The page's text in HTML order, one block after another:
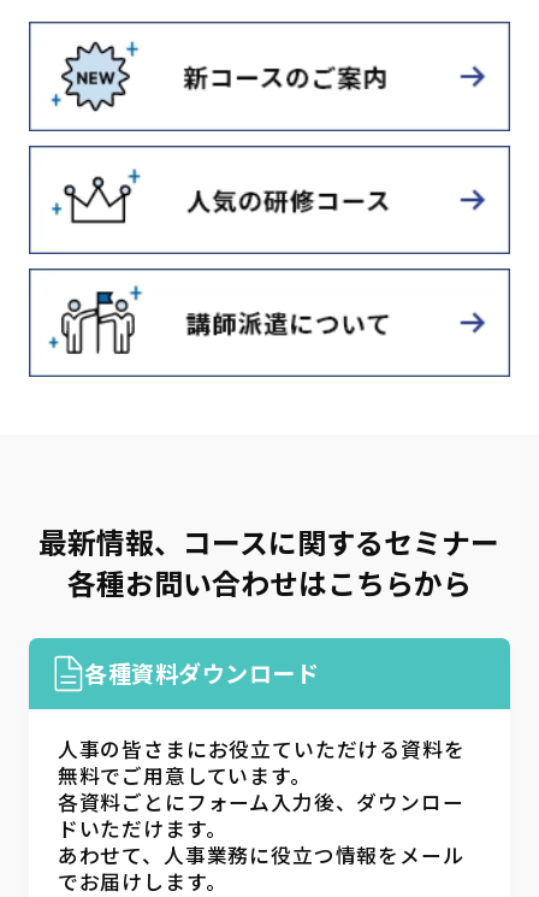
最新情報、コースに関するセミナー
各種お問い合わせはこちらから
各種資料ダウンロード
人事の皆さまにお役立ていただける資料を
無料でご用意しています。
各資料ごとにフォーム入力後、ダウンロー
ドいただけます。
あわせて、人事業務に役立つ情報をメール
でお届けします。